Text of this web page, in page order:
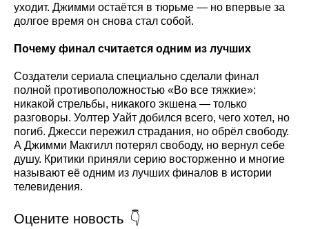
уходит. Джимми остаётся в тюрьме — но впервые за
долгое время он снова стал собой.
Почему финал считается одним из лучших
Создатели сериала специально сделали финал
полной противоположностью «Во все тяжкие»:
никакой стрельбы, никакого экшена — только
разговоры. Уолтер Уайт добился всего, чего хотел, но
погиб. Джесси пережил страдания, но обрёл свободу.
А Джимми Макгилл потерял свободу, но вернул себе
душу. Критики приняли серию восторженно и многие
называют её одним из лучших финалов в истории
телевидения.
Оцените новость